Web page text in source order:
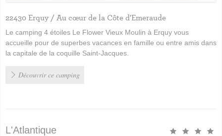
22430 Erquy / Au cœur de la Côte d'Emeraude
Le camping 4 étoiles Le Flower Vieux Moulin à Erquy vous
accueille pour de superbes vacances en famille ou entre amis dans
la capitale de la coquille Saint-Jacques.
Découvrir ce camping
L'Atlantique